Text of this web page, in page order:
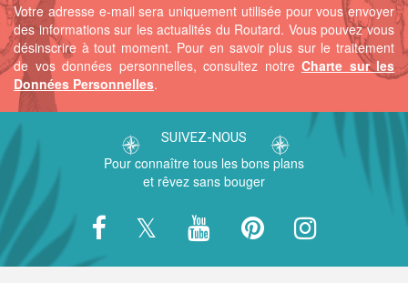
Votre adresse e-mail sera uniquement utilisée pour vous envoyer
des informations sur les actualités du Routard. Vous pouvez vous
désinscrire à tout moment. Pour en savoir plus sur le traitement
de vos données personnelles, consultez notre Charte sur les
Données Personnelles.
SUIVEZ-NOUS
Pour connaître tous les bons plans
et rêvez sans bouger